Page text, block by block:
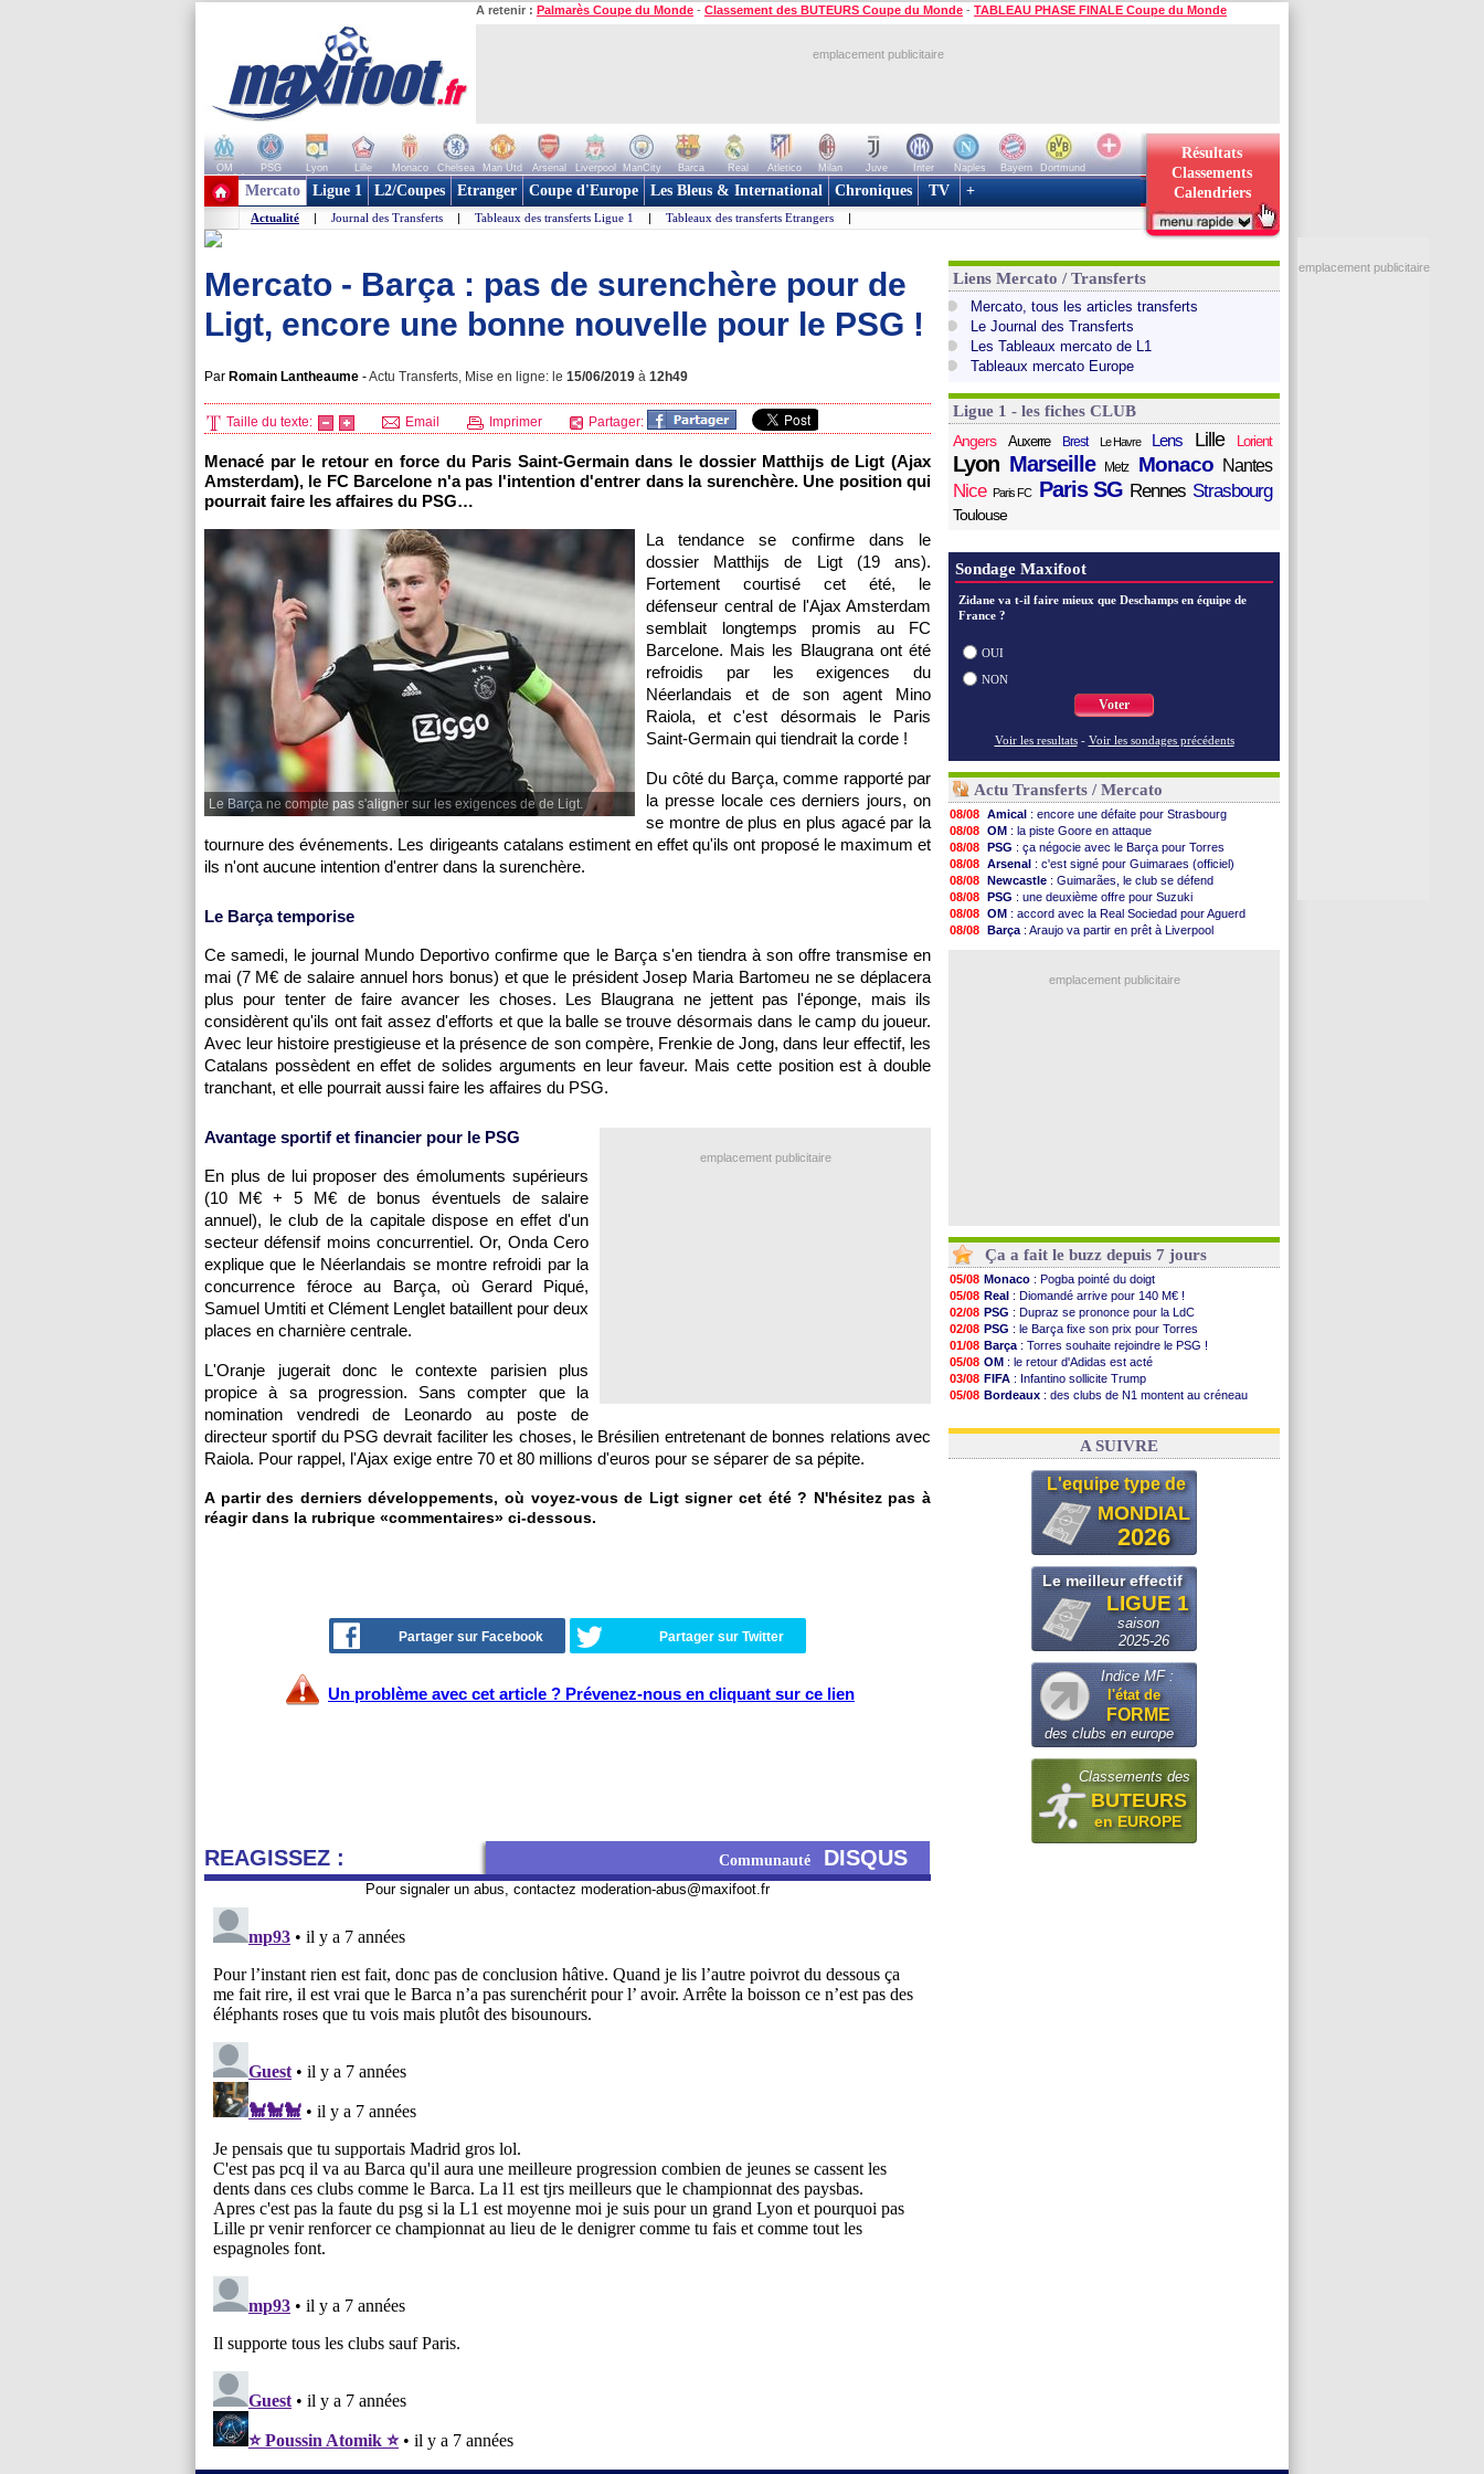
A retenir : Palmarès Coupe du Monde - Classement des BUTEURS Coupe du Monde - TABLEAU PHASE FINALE Coupe du Monde
emplacement publicitaire
OM PSG Lyon Lille Monaco Chelsea Man Utd Arsenal Liverpool ManCity Barca Real Atletico Milan Juve Inter Naples Bayern
Dortmund
+ de clubs
Résultats
Classements
Calendriers
Mercato Ligue 1 L2/Coupes Etranger Coupe d'Europe Les Bleus & International Chroniques TV +
Actualité | Journal des Transferts | Tableaux des transferts Ligue 1 | Tableaux des transferts Etrangers |
Mercato - Barça : pas de surenchère pour de
Ligt, encore une bonne nouvelle pour le PSG !
Par Romain Lantheaume -Actu Transferts, Mise en ligne: le 15/06/2019 à 12h49
Taille du texte: Email Imprimer Partager:
Menacé par le retour en force du Paris Saint-Germain dans le dossier Matthijs de Ligt (Ajax
Amsterdam), le FC Barcelone n'a pas l'intention d'entrer dans la surenchère. Une position qui
pourrait faire les affaires du PSG…
Le Barça ne compte pas s'aligner sur les exigences de de Ligt.
La tendance se confirme dans le
dossier Matthijs de Ligt (19 ans).
Fortement courtisé cet été, le
défenseur central de l'Ajax Amsterdam
semblait longtemps promis au FC
Barcelone. Mais les Blaugrana ont été
refroidis par les exigences du
Néerlandais et de son agent Mino
Raiola, et c'est désormais le Paris
Saint-Germain qui tiendrait la corde !
Du côté du Barça, comme rapporté par
la presse locale ces derniers jours, on
se montre de plus en plus agacé par la
tournure des événements. Les dirigeants catalans estiment en effet qu'ils ont proposé le maximum et
ils n'ont aucune intention d'entrer dans la surenchère.
Le Barça temporise
Ce samedi, le journal Mundo Deportivo confirme que le Barça s'en tiendra à son offre transmise en
mai (7 M€ de salaire annuel hors bonus) et que le président Josep Maria Bartomeu ne se déplacera
plus pour tenter de faire avancer les choses. Les Blaugrana ne jettent pas l'éponge, mais ils
considèrent qu'ils ont fait assez d'efforts et que la balle se trouve désormais dans le camp du joueur.
Avec leur histoire prestigieuse et la présence de son compère, Frenkie de Jong, dans leur effectif, les
Catalans possèdent en effet de solides arguments en leur faveur. Mais cette position est à double
tranchant, et elle pourrait aussi faire les affaires du PSG.
emplacement publicitaire
Avantage sportif et financier pour le PSG
En plus de lui proposer des émoluments supérieurs
(10 M€ + 5 M€ de bonus éventuels de salaire
annuel), le club de la capitale dispose en effet d'un
secteur défensif moins concurrentiel. Or, Onda Cero
explique que le Néerlandais se montre refroidi par la
concurrence féroce au Barça, où Gerard Piqué,
Samuel Umtiti et Clément Lenglet bataillent pour deux
places en charnière centrale.
L'Oranje jugerait donc le contexte parisien plus
propice à sa progression. Sans compter que la
nomination vendredi de Leonardo au poste de
directeur sportif du PSG devrait faciliter les choses, le Brésilien entretenant de bonnes relations avec
Raiola. Pour rappel, l'Ajax exige entre 70 et 80 millions d'euros pour se séparer de sa pépite.
A partir des derniers développements, où voyez-vous de Ligt signer cet été ? N'hésitez pas à
réagir dans la rubrique «commentaires» ci-dessous.
Partager sur Facebook Partager sur Twitter
Un problème avec cet article ? Prévenez-nous en cliquant sur ce lien
REAGISSEZ : Communauté DISQUS
Pour signaler un abus, contactez moderation-abus@maxifoot.fr
Liens Mercato / Transferts
Mercato, tous les articles transferts
Le Journal des Transferts
Les Tableaux mercato de L1
Tableaux mercato Europe
Ligue 1 - les fiches CLUB
Angers
Auxerre Brest Le Havre Lens Lille Lorient
Lyon Marseille Metz Monaco Nantes
Nice Paris FC Paris SG Rennes Strasbourg
Toulouse
Sondage Maxifoot
Zidane va t-il faire mieux que Deschamps en équipe de
France ?
OUI
NON
Voter
Voir les resultats - Voir les sondages précédents
Actu Transferts / Mercato
08/08 Amical : encore une défaite pour Strasbourg
08/08 OM : la piste Goore en attaque
08/08 PSG : ça négocie avec le Barça pour Torres
08/08 Arsenal : c'est signé pour Guimaraes (officiel)
08/08 Newcastle : Guimarães, le club se défend
08/08 PSG : une deuxième offre pour Suzuki
08/08 OM : accord avec la Real Sociedad pour Aguerd
08/08 Barça : Araujo va partir en prêt à Liverpool
: Gouiri évoque son avenir
emplacement publicitaire
Ça a fait le buzz depuis 7 jours
05/08 Monaco : Pogba pointé du doigt
05/08 Real : Diomandé arrive pour 140 M€ !
02/08 PSG : Dupraz se prononce pour la LdC
02/08 PSG : le Barça fixe son prix pour Torres
01/08 Barça : Torres souhaite rejoindre le PSG !
05/08 OM : le retour d'Adidas est acté
03/08 FIFA : Infantino sollicite Trump
05/08 Bordeaux : des clubs de N1 montent au créneau
03/08 Real: le démenti de Leipzig pour Diomandé
A SUIVRE
L'equipe type de
MONDIAL
2026
Le meilleur effectif
LIGUE 1
saison
2025-26
Indice MF :
l'état de
FORME
des clubs en europe
Classements des
BUTEURS
en EUROPE
emplacement publicitaire